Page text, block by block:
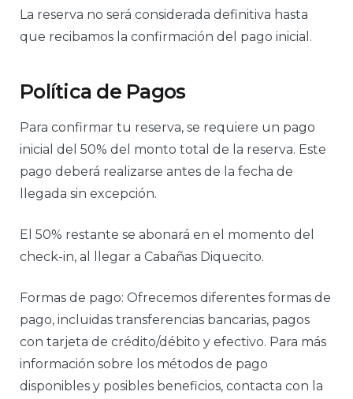
La reserva no será considerada definitiva hasta
que recibamos la confirmación del pago inicial.
Política de Pagos
Para confirmar tu reserva, se requiere un pago
inicial del 50% del monto total de la reserva. Este
pago deberá realizarse antes de la fecha de
llegada sin excepción.
El 50% restante se abonará en el momento del
check-in, al llegar a Cabañas Diquecito.
Formas de pago: Ofrecemos diferentes formas de
pago, incluidas transferencias bancarias, pagos
con tarjeta de crédito/débito y efectivo. Para más
información sobre los métodos de pago
disponibles y posibles beneficios, contacta con la